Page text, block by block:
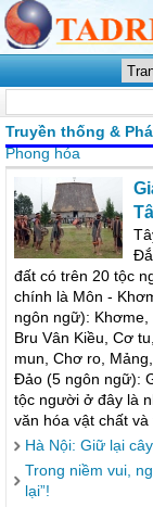
Truyền thống &
Phong hóa
đất có trên 20 tộc
chính là Môn -
ngôn ngữ): Khơme,
Bru Vân Kiều, Cơ
mun, Chơ ro,
Đảo (5 ngôn ngữ):
tộc người ở đây là
văn hóa vật chất và
Hà Nội: Giữ lại
Trong niềm vui,
lại”!